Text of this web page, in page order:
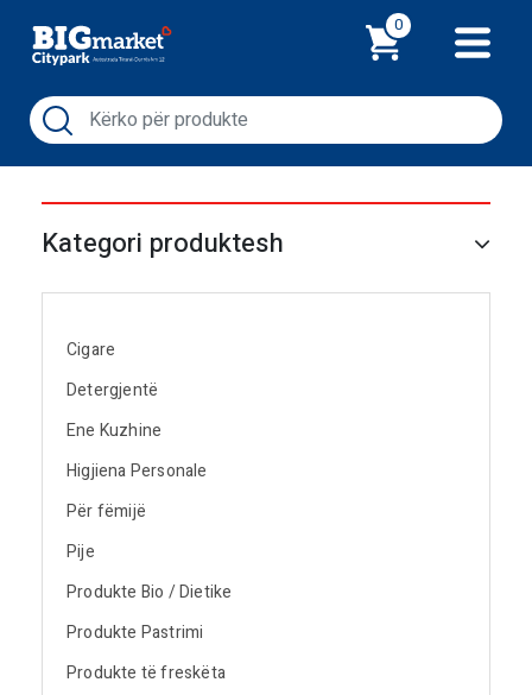
0
Kategori produktesh
Cigare
Detergjentë
Ene Kuzhine
Higjiena Personale
Për fëmijë
Pije
Produkte Bio / Dietike
Produkte Pastrimi
Produkte të freskëta